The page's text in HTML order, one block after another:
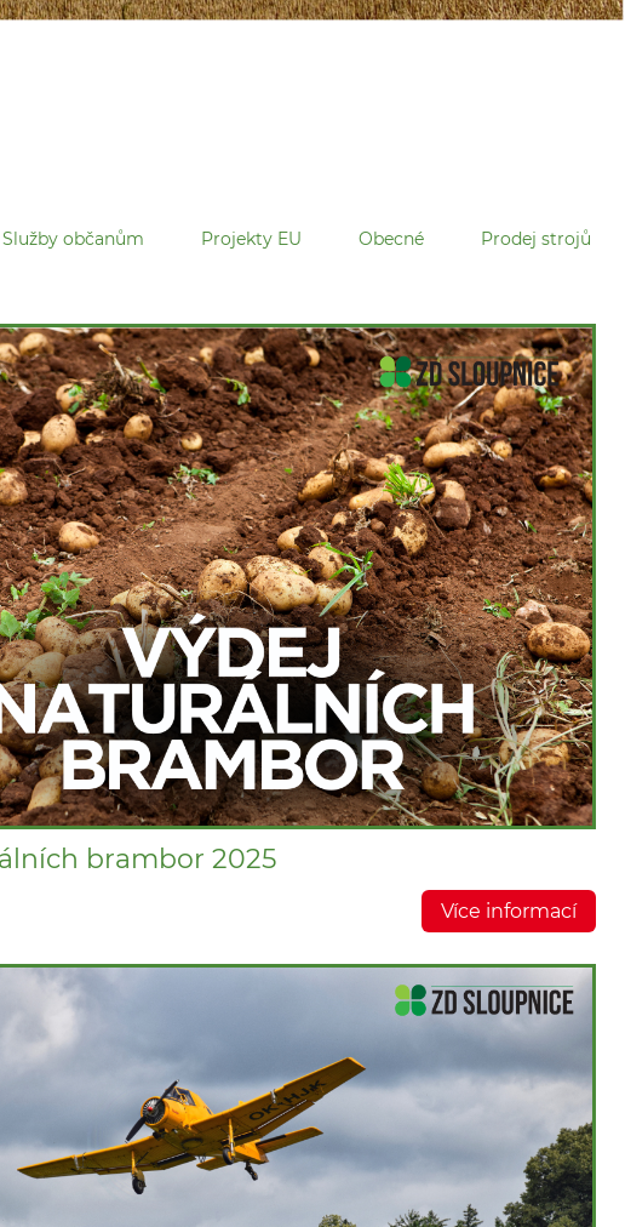
Služby občanům Projekty EU Obecné Prodej strojů
brambor 2025
Více informací